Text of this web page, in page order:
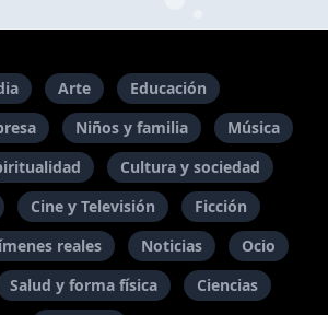
Arte
Educación
Niños y familia
Música
Cultura y sociedad
Cine y Televisión
Ficción
reales Noticias
Ocio
Salud y forma física
Ciencias